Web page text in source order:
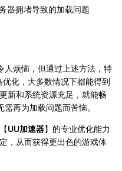
器拥堵导致的加载问题
人烦恼，但通过上述方法，特
优化，大多数情况下都能得到
新和系统资源充足，就能畅
再为加载问题而苦恼。
UU加速器】的专业优化能力
，从而获得更出色的游戏体